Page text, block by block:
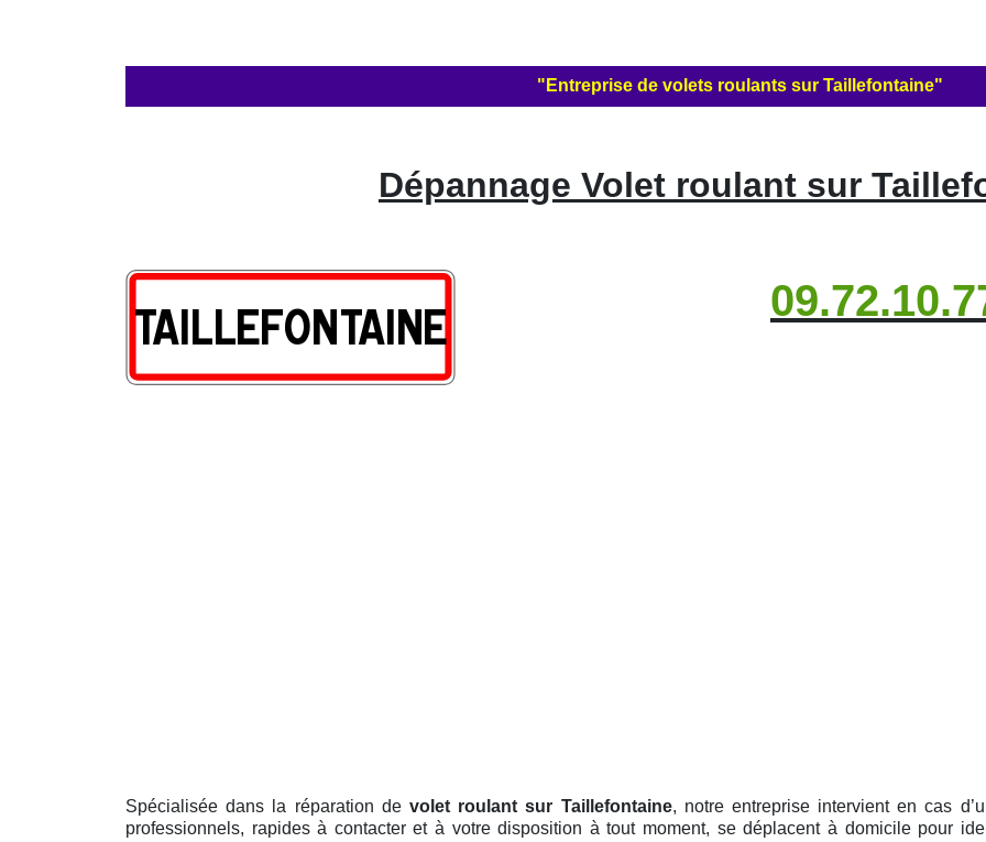
"Entreprise de volets roulants sur Taillefontaine"
Dépannage Volet roulant sur
Spécialisée dans la réparation de volet roulant sur Taillefontaine, notre entreprise intervient en cas
professionnels, rapides à contacter et à votre disposition à tout moment, se déplacent à domicile pour